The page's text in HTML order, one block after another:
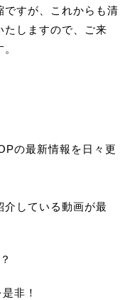
ですが、これからも清
たしますので、ご来
の最新情報を日々更
している動画が最
非！